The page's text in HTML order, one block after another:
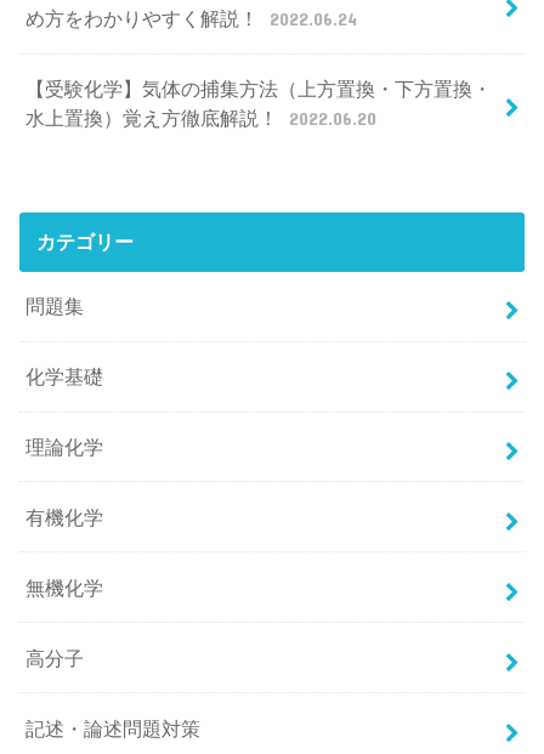
め方をわかりやすく解説！
2022.06.24
【受験化学】気体の捕集方法（上方置換・下方置換・
水上置換）覚え方徹底解説！
2022.06.20
カテゴリー
問題集
化学基礎
理論化学
有機化学
無機化学
高分子
記述・論述問題対策